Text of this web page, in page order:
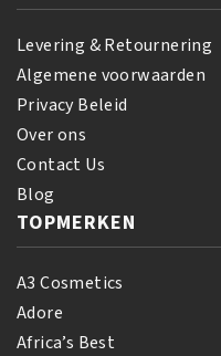
Levering & Retournering
Algemene voorwaarden
Privacy Beleid
Over ons
Contact Us
Blog
TOPMERKEN
A3 Cosmetics
Adore
Africa’s Best